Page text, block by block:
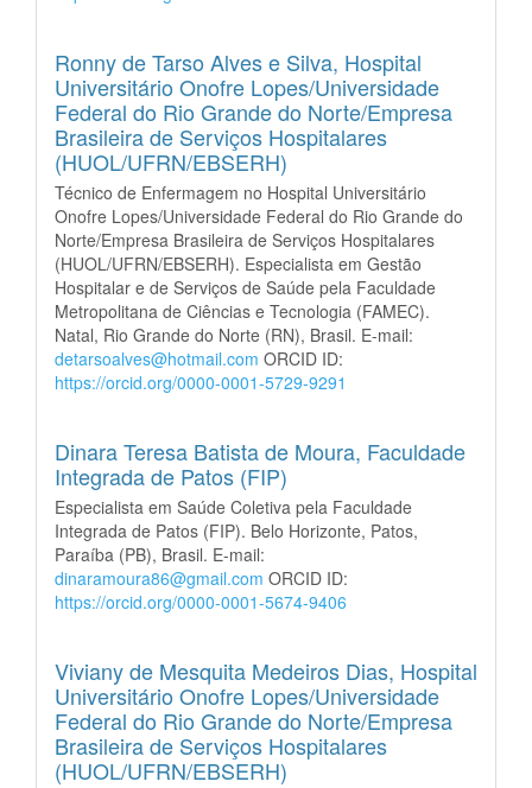
Ronny de Tarso Alves e Silva, Hospital
Universitário Onofre Lopes/Universidade
Federal do Rio Grande do Norte/Empresa
Brasileira de Serviços Hospitalares
(HUOL/UFRN/EBSERH)
Técnico de Enfermagem no Hospital Universitário
Onofre Lopes/Universidade Federal do Rio Grande do
Norte/Empresa Brasileira de Serviços Hospitalares
(HUOL/UFRN/EBSERH). Especialista em Gestão
Hospitalar e de Serviços de Saúde pela Faculdade
Metropolitana de Ciências e Tecnologia (FAMEC).
Natal, Rio Grande do Norte (RN), Brasil. E-mail:
detarsoalves@hotmail.com ORCID ID:
https://orcid.org/0000-0001-5729-9291
Dinara Teresa Batista de Moura, Faculdade
Integrada de Patos (FIP)
Especialista em Saúde Coletiva pela Faculdade
Integrada de Patos (FIP). Belo Horizonte, Patos,
Paraíba (PB), Brasil. E-mail:
dinaramoura86@gmail.com ORCID ID:
https://orcid.org/0000-0001-5674-9406
Viviany de Mesquita Medeiros Dias, Hospital
Universitário Onofre Lopes/Universidade
Federal do Rio Grande do Norte/Empresa
Brasileira de Serviços Hospitalares
(HUOL/UFRN/EBSERH)